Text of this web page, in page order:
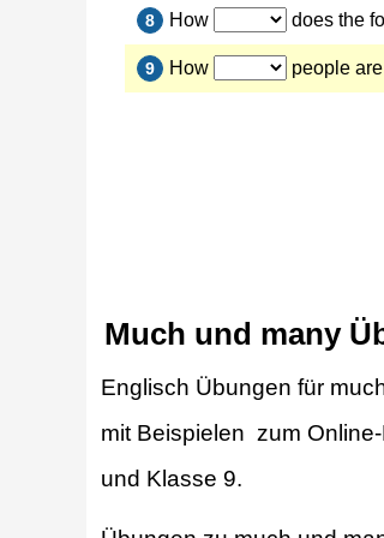
Much und many
Englisch Übungen für
mit Beispielen zum
und Klasse 9.